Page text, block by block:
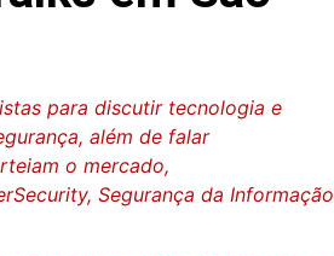
para discutir tecnologia e
além de falar
o mercado,
Segurança da Informação